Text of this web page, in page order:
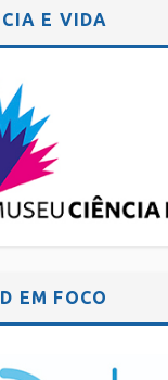
E VIDA
EM FOCO